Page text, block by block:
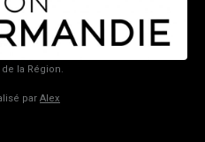
la Région.
par Alex